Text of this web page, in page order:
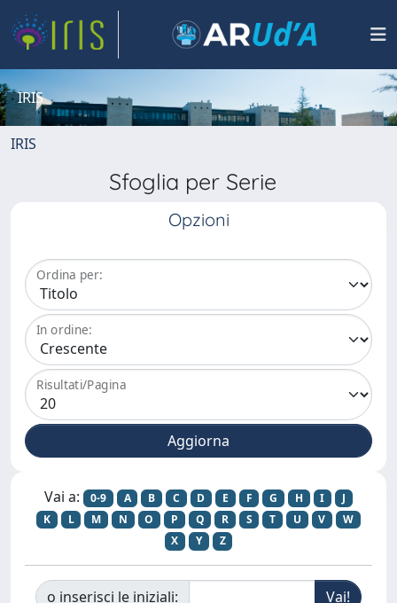
IRIS
IRIS
Sfoglia per Serie
Opzioni
Ordina per:
In ordine:
Risultati/Pagina
Vai a: 0-9 A B C D E F G H I
J
K
L M N O P Q R S T U V
W
X
Y Z
o inserisci le iniziali: